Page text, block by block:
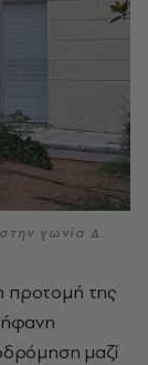
γωνία Δ.
προτομή της
μαζί